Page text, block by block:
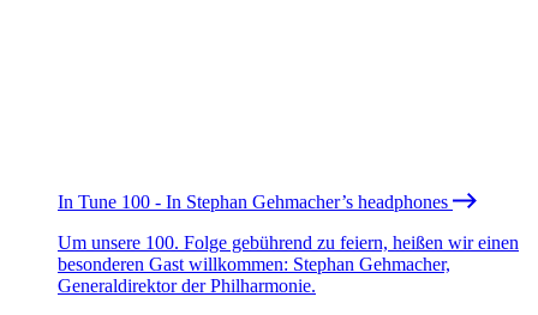
In Tune 100 - In Stephan Gehmacher’s headphones
Um unsere 100. Folge gebührend zu feiern, heißen wir einen
besonderen Gast willkommen: Stephan Gehmacher,
Generaldirektor der Philharmonie.